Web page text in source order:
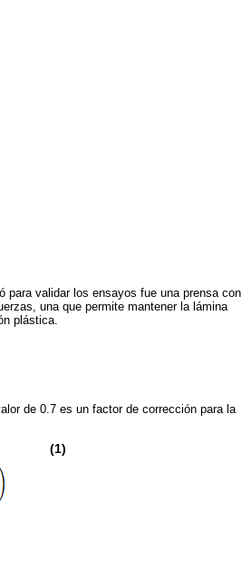
para validar los ensayos fue una prensa con
una que permite mantener la lámina
plástica.
de 0.7 es un factor de corrección para la
(1)